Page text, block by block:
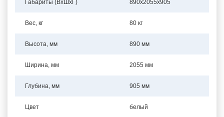
Габариты (ВхШхГ) 890x2055x905
Вес, кг 80 кг
Высота, мм 890 мм
Ширина, мм 2055 мм
Глубина, мм 905 мм
Цвет белый